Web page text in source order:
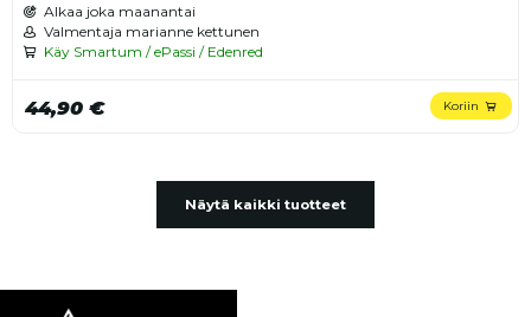
Alkaa joka maanantai
Valmentaja marianne kettunen
Käy Smartum / ePassi / Edenred
44,90 € Koriin
Näytä kaikki tuotteet